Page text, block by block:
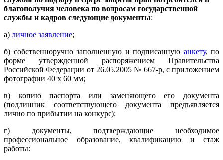
благополучия человека по вопросам государственной
службы и кадров следующие документы:
а) личное заявление;
б) собственноручно заполненную и подписанную анкету, по
форме утвержденной распоряжением Правительства
Российской Федерации от 26.05.2005 № 667-р, с приложением
фотографии 40 x 60 мм;
в) копию паспорта или заменяющего его документа
(подлинник соответствующего документа предъявляется
лично по прибытии на конкурс);
г) документы, подтверждающие необходимое
профессиональное образование, квалификацию и стаж
работы: